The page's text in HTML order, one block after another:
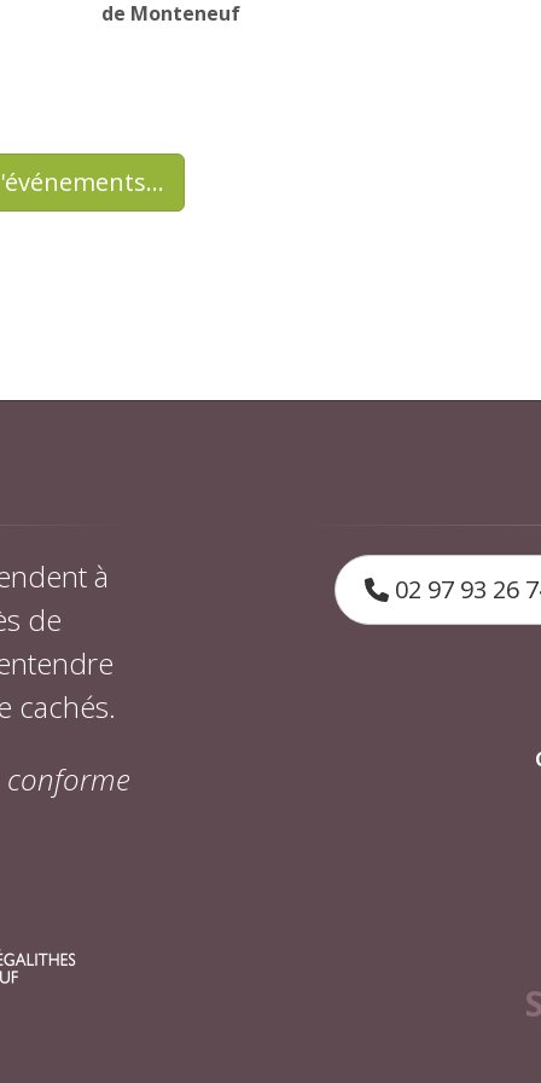
de Monteneuf
à
de
cachés.
conforme
02 97 93 26